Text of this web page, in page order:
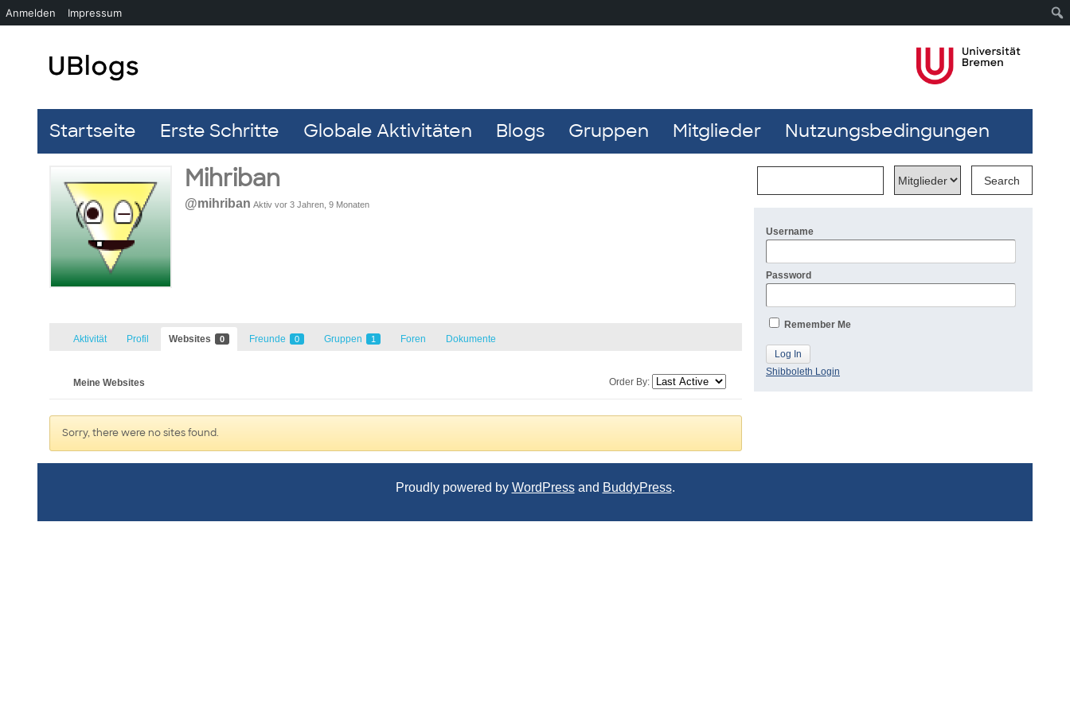
Startseite Erste Schritte Globale Aktivitäten Blogs Gruppen Mitglieder Nutzungsbedingungen
Mihriban
@mihriban Aktiv vor 3 Jahren, 9 Monaten
Aktivität Profil Websites 0 Freunde 0 Gruppen 1 Foren Dokumente
Meine Websites Order By:
Sorry, there were no sites found.
Username
Password
Remember Me
Shibboleth Login
Proudly powered by WordPressand BuddyPress.
Anmelden Impressum